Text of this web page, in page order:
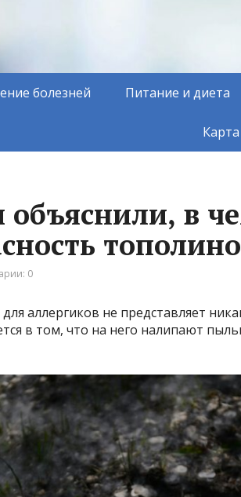
болезней Питание и диета
в
0
аллергиков не представляет
в том, что на него налипают